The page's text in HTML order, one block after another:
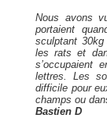
Nous avons
portaient
sculptant
les rats et
s’occupaient
lettres. Les
difficile pour
champs ou
Bastien D